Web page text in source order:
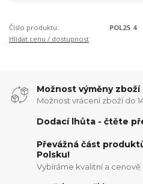
Číslo produktu:
POL25 4
Hlídat cenu / dostupnost
Možnost výměny
Možnost vrácení zboží do
Dodací lhůta - čtěte
Převážná část
Polsku!
Vybíráme kvalitní a